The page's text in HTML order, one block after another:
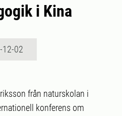
i Kina
12-02
från naturskolan i
konferens om